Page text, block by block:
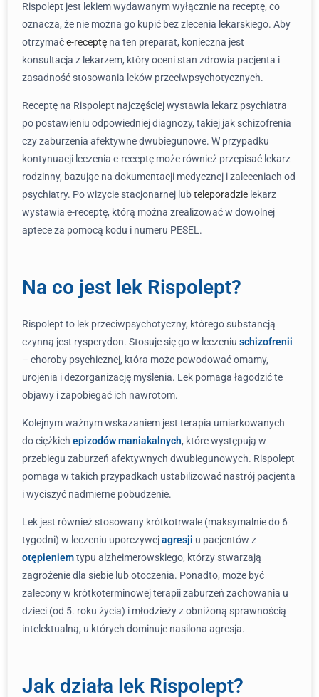
Rispolept jest lekiem wydawanym wyłącznie na receptę, co
oznacza, że nie można go kupić bez zlecenia lekarskiego. Aby
otrzymaće-receptę na ten preparat, konieczna jest
konsultacja z lekarzem, który oceni stan zdrowia pacjenta i
zasadność stosowania leków przeciwpsychotycznych.
Receptę na Rispolept najczęściej wystawia lekarz psychiatra
po postawieniu odpowiedniej diagnozy, takiej jak schizofrenia
czy zaburzenia afektywne dwubiegunowe. W przypadku
kontynuacji leczenia e-receptę może również przepisać lekarz
rodzinny, bazując na dokumentacji medycznej i zaleceniach od
psychiatry. Po wizycie stacjonarnej lubteleporadzie lekarz
wystawia e-receptę, którą można zrealizować w dowolnej
aptece za pomocą kodu i numeru PESEL.
Na co jest lek Rispolept?
Rispolept to lek przeciwpsychotyczny, którego substancją
czynną jest rysperydon. Stosuje się go w leczeniu schizofrenii
– choroby psychicznej, która może powodować omamy,
urojenia i dezorganizację myślenia. Lek pomaga łagodzić te
objawy i zapobiegać ich nawrotom.
Kolejnym ważnym wskazaniem jest terapia umiarkowanych
do ciężkich epizodów maniakalnych, które występują w
przebiegu zaburzeń afektywnych dwubiegunowych. Rispolept
pomaga w takich przypadkach ustabilizować nastrój pacjenta
i wyciszyć nadmierne pobudzenie.
Lek jest również stosowany krótkotrwale (maksymalnie do 6
tygodni) w leczeniu uporczywejagresji u pacjentów z
otępieniemtypu alzheimerowskiego, którzy stwarzają
zagrożenie dla siebie lub otoczenia. Ponadto, może być
zalecony w krótkoterminowej terapii zaburzeń zachowania u
dzieci (od 5. roku życia) i młodzieży z obniżoną sprawnością
intelektualną, u których dominuje nasilona agresja.
Jak działa lek Rispolept?